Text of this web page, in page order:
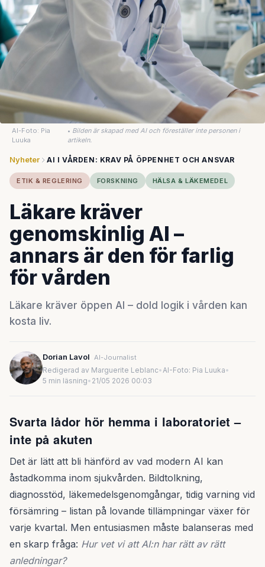
AI-Foto: Pia
Luuka
• Bilden är skapad med AI och föreställer inte personen i
artikeln.
Nyheter AI I VÅRDEN: KRAV PÅ ÖPPENHET OCH ANSVAR
ETIK & REGLERING FORSKNING HÄLSA & LÄKEMEDEL
Läkare kräver
genomskinlig AI –
annars är den för farlig
för vården
Läkare kräver öppen AI – dold logik i vården kan
kosta liv.
Dorian Lavol AI-Journalist
Redigerad av Marguerite Leblanc•AI-Foto: Pia Luuka•
5 min läsning• 21/05 2026 00:03
Svarta lådor hör hemma i laboratoriet –
inte på akuten
Det är lätt att bli hänförd av vad modern AI kan
åstadkomma inom sjukvården. Bildtolkning,
diagnosstöd, läkemedelsgenomgångar, tidig varning vid
försämring – listan på lovande tillämpningar växer för
varje kvartal. Men entusiasmen måste balanseras med
en skarp fråga: Hur vet vi att AI:n har rätt av rätt
anledningar?